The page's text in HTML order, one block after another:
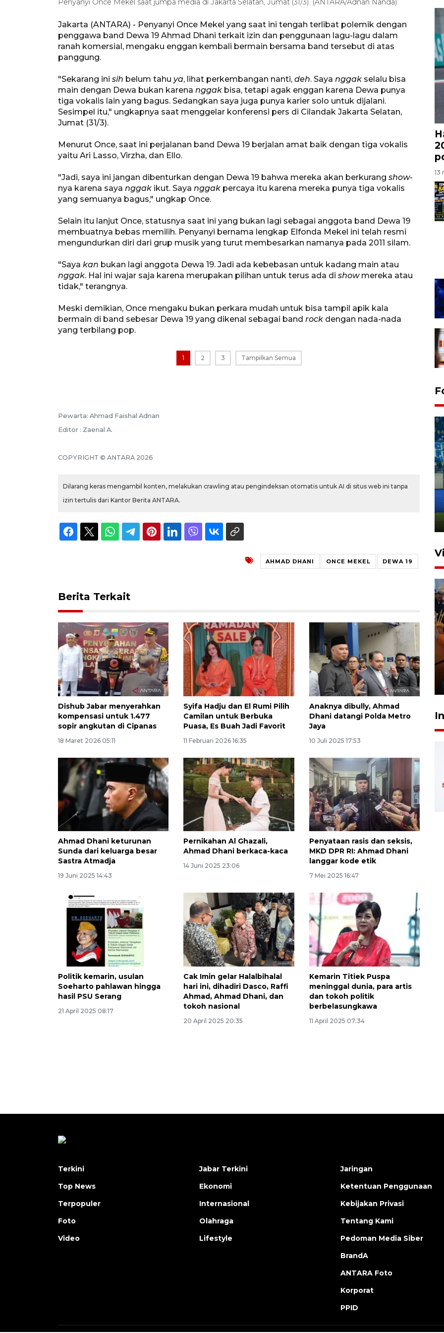
Penyanyi Once Mekel saat jumpa media di Jakarta Selatan, Jumat (31/3). (ANTARA/Adnan Nanda)
Jakarta (ANTARA) - Penyanyi Once Mekel yang saat ini tengah terlibat polemik dengan
penggawa band Dewa 19 Ahmad Dhani terkait izin dan penggunaan lagu-lagu dalam
ranah komersial, mengaku enggan kembali bermain bersama band tersebut di atas
panggung.
"Sekarang ini sih belum tahu ya, lihat perkembangan nanti, deh. Saya nggak selalu bisa
main dengan Dewa bukan karena nggak bisa, tetapi agak enggan karena Dewa punya
tiga vokalis lain yang bagus. Sedangkan saya juga punya karier solo untuk dijalani.
Sesimpel itu," ungkapnya saat menggelar konferensi pers di Cilandak Jakarta Selatan,
Jumat (31/3).
Menurut Once, saat ini perjalanan band Dewa 19 berjalan amat baik dengan tiga vokalis
yaitu Ari Lasso, Virzha, dan Ello.
"Jadi, saya ini jangan dibenturkan dengan Dewa 19 bahwa mereka akan berkurang show-
nya karena saya nggak ikut. Saya nggak percaya itu karena mereka punya tiga vokalis
yang semuanya bagus," ungkap Once.
Selain itu lanjut Once, statusnya saat ini yang bukan lagi sebagai anggota band Dewa 19
membuatnya bebas memilih. Penyanyi bernama lengkap Elfonda Mekel ini telah resmi
mengundurkan diri dari grup musik yang turut membesarkan namanya pada 2011 silam.
"Saya kan bukan lagi anggota Dewa 19. Jadi ada kebebasan untuk kadang main atau
nggak. Hal ini wajar saja karena merupakan pilihan untuk terus ada di showmereka atau
tidak," terangnya.
Meski demikian, Once mengaku bukan perkara mudah untuk bisa tampil apik kala
bermain di band sebesar Dewa 19 yang dikenal sebagai band rock dengan nada-nada
yang terbilang pop.
1 2 3 Tampilkan Semua
Pewarta: Ahmad Faishal Adnan
Editor : Zaenal A.
COPYRIGHT © ANTARA 2026
Dilarang keras mengambil konten, melakukan crawling atau pengindeksan otomatis untuk AI di situs web ini tanpa
izin tertulis dari Kantor Berita ANTARA.
AHMAD DHANI ONCE MEKEL DEWA 19
Berita Terkait
Dishub Jabar menyerahkan
kompensasi untuk 1.477
sopir angkutan di Cipanas
18 Maret 2026 05:11
Syifa Hadju dan El Rumi Pilih
Camilan untuk Berbuka
Puasa, Es Buah Jadi Favorit
11 Februari 2026 16:35
Anaknya dibully, Ahmad
Dhani datangi Polda Metro
Jaya
10 Juli 2025 17:53
Ahmad Dhani keturunan
Sunda dari keluarga besar
Sastra Atmadja
19 Juni 2025 14:43
Pernikahan Al Ghazali,
Ahmad Dhani berkaca-kaca
14 Juni 2025 23:06
Penyataan rasis dan seksis,
MKD DPR RI: Ahmad Dhani
langgar kode etik
7 Mei 2025 16:47
Politik kemarin, usulan
Soeharto pahlawan hingga
hasil PSU Serang
21 April 2025 08:17
Cak Imin gelar Halalbihalal
hari ini, dihadiri Dasco, Raffi
Ahmad, Ahmad Dhani, dan
tokoh nasional
20 April 2025 20:35
Kemarin Titiek Puspa
meninggal dunia, para artis
dan tokoh politik
berbelasungkawa
11 April 2025 07:34
13
Penutupan latihan bela negara
Taklukkan DPMM FC, Persib
amankan tiket semifinal Piala
Presiden
29 Juli 2026 01:36
160 ribu sambungan baru
Terkini
Top News
Terpopuler
Foto
Video
Jabar Terkini
Ekonomi
Internasional
Olahraga
Lifestyle
Jaringan
Ketentuan Penggunaan
Kebijakan Privasi
Tentang Kami
Pedoman Media Siber
BrandA
ANTARA Foto
Korporat
PPID